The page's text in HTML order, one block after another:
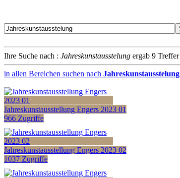
Ihre Suche nach : Jahreskunstausstelung ergab 9 Treffer
in allen Bereichen suchen nach Jahreskunstausstelung
Jahreskunstausstellung Engers 2023 01
966 Zugriffe
Jahreskunstausstellung Engers 2023 02
1037 Zugriffe